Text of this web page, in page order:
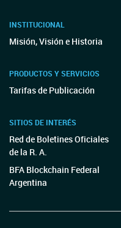
INSTITUCIONAL
Misión, Visión e Historia
PRODUCTOS Y SERVICIOS
Tarifas de Publicación
SITIOS DE INTERÉS
Red de Boletines Oficiales
de la R. A.
BFA Blockchain Federal
Argentina